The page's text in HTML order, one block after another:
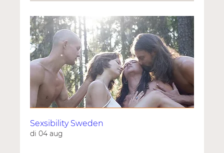
Sexsibility Sweden
di 04 aug